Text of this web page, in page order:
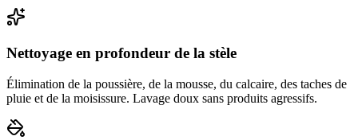
Nettoyage en profondeur de la stèle
Élimination de la poussière, de la mousse, du calcaire, des taches de
pluie et de la moisissure. Lavage doux sans produits agressifs.